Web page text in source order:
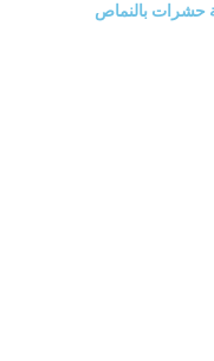
حشرات بالنماص